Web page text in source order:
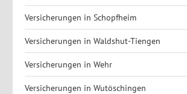
Versicherungen in Schopfheim
Versicherungen in Waldshut-Tiengen
Versicherungen in Wehr
Versicherungen in Wutöschingen